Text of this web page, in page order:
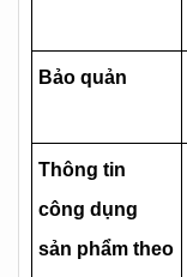
Bảo quản
Thông tin
công dụng
sản phẩm theo